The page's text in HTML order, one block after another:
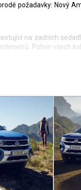
požadavky: Nový
na zadních
Pohon všech kol
volant nebo
displejem
dva velké digitální
tyčí poctivé hliníkové